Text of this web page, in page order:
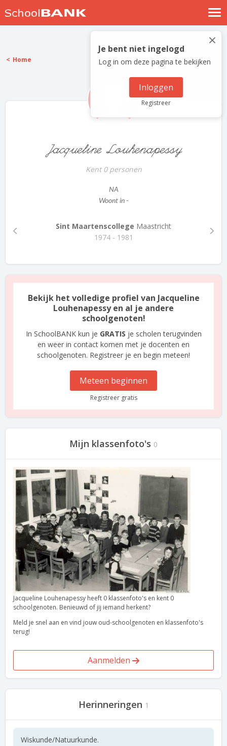
Nostalgische verhalen
Log in
Meld je gratis aan
×
Je bent niet ingelogd
Log in om deze pagina te bekijken
Inloggen
Registreer
Home
Jacqueline Louhenapessy
Kent 0 personen
NA
Woont in -
Sint Maartenscollege Maastricht
1974 - 1981
Bekijk het volledige profiel van Jacqueline
Louhenapessy en al je andere
schoolgenoten!
In SchoolBANK kun je GRATIS je scholen terugvinden
en weer in contact komen met je docenten en
schoolgenoten. Registreer je en begin meteen!
Meteen beginnen
Registreer gratis
Mijn klassenfoto's 0
Jacqueline Louhenapessy heeft 0 klassenfoto's en kent 0
schoolgenoten. Benieuwd of jij iemand herkent?
Meld je snel aan en vind jouw oud-schoolgenoten en klassenfoto's
terug!
Aanmelden
Herinneringen 1
Wiskunde/Natuurkunde.